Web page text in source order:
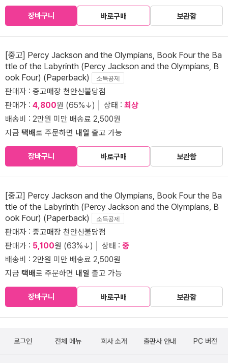
장바구니 바로구매 보관함
[중고] Percy Jackson and the Olympians, Book Four the Ba
ttle of the Labyrinth (Percy Jackson and the Olympians, B
ook Four) (Paperback)
소득공제
판매자 : 중고매장 천안신불당점
판매가 : 4,800원 (65%↓) │ 상태 : 최상
배송비 : 2만원 미만 배송료 2,500원
지금 택배로 주문하면 내일 출고 가능
장바구니 바로구매 보관함
[중고] Percy Jackson and the Olympians, Book Four the Ba
ttle of the Labyrinth (Percy Jackson and the Olympians, B
ook Four) (Paperback)
소득공제
판매자 : 중고매장 천안신불당점
판매가 : 5,100원 (63%↓) │ 상태 : 중
배송비 : 2만원 미만 배송료 2,500원
지금 택배로 주문하면 내일 출고 가능
장바구니 바로구매 보관함
로그인 전체 메뉴 회사 소개 출판사 안내 PC 버전